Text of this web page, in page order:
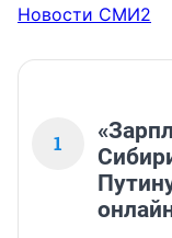
Новости СМИ2
1